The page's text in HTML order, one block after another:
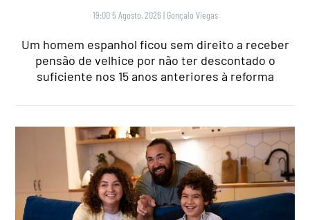
19:00 5 Agosto, 2026 | Gonçalo Viegas
Um homem espanhol ficou sem direito a receber
pensão de velhice por não ter descontado o
suficiente nos 15 anos anteriores à reforma